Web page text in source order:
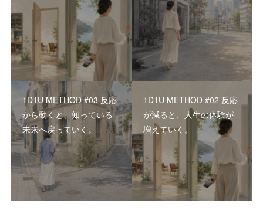
1D1U METHOD #03 反応
から動くと、知っている
未来へ戻っていく。
1D1U METHOD #02 反応
が減ると、人生の体験が
増えていく。